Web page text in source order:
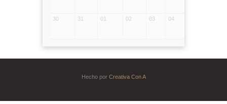
30 31 01 02 03 04
Hecho por Creativa Con A